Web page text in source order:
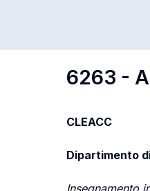
6263 -
CLEACC
Dipartimento
Insegnamento